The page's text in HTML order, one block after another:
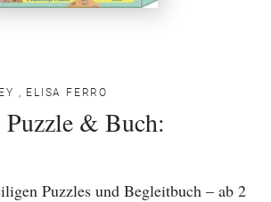
, ELISA FERRO
& Buch:
Puzzles und Begleitbuch – ab 2